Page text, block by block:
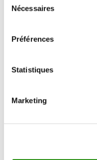
Nécessaires
Préférences
Statistiques
Marketing
CurieCoreTech
screening